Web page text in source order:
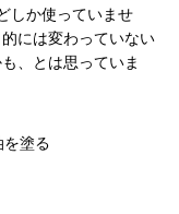
しか使っていませ
には変わっていない
、とは思っていま
塗る